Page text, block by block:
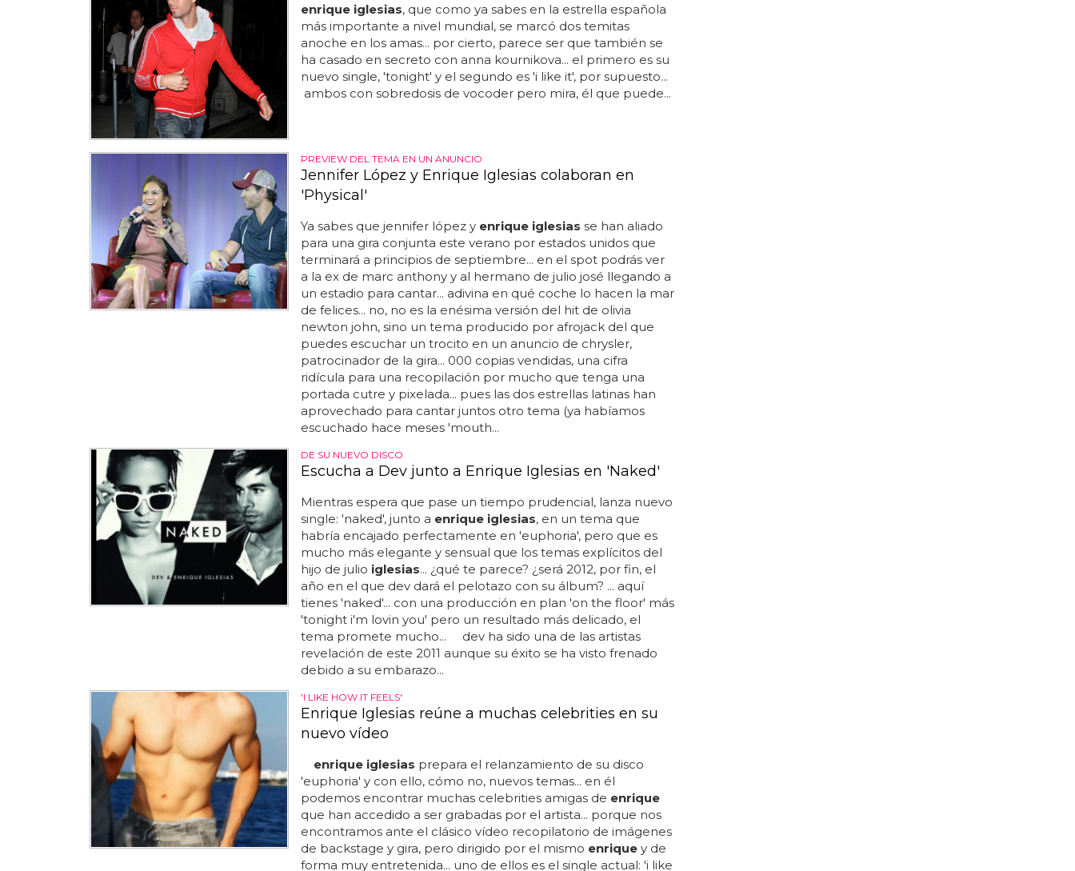
enrique iglesias, que como ya sabes en la estrella española
más importante a nivel mundial, se marcó dos temitas
anoche en los amas... por cierto, parece ser que también se
ha casado en secreto con anna kournikova... el primero es su
nuevo single, 'tonight' y el segundo es 'i like it', por supuesto...
ambos con sobredosis de vocoder pero mira, él que puede...
PREVIEW DEL TEMA EN UN ANUNCIO
Jennifer López y Enrique Iglesias colaboran en
'Physical'
Ya sabes que jennifer lópez y enrique iglesias se han aliado
para una gira conjunta este verano por estados unidos que
terminará a principios de septiembre... en el spot podrás ver
a la ex de marc anthony y al hermano de julio josé llegando a
un estadio para cantar... adivina en qué coche lo hacen la mar
de felices... no, no es la enésima versión del hit de olivia
newton john, sino un tema producido por afrojack del que
puedes escuchar un trocito en un anuncio de chrysler,
patrocinador de la gira... 000 copias vendidas, una cifra
ridícula para una recopilación por mucho que tenga una
portada cutre y pixelada... pues las dos estrellas latinas han
aprovechado para cantar juntos otro tema (ya habíamos
escuchado hace meses 'mouth...
DE SU NUEVO DISCO
Escucha a Dev junto a Enrique Iglesias en 'Naked'
Mientras espera que pase un tiempo prudencial, lanza nuevo
single: 'naked', junto a enrique iglesias, en un tema que
habría encajado perfectamente en 'euphoria', pero que es
mucho más elegante y sensual que los temas explícitos del
hijo de julio iglesias... ¿qué te parece? ¿será 2012, por fin, el
año en el que dev dará el pelotazo con su álbum? ... aquí
tienes 'naked'... con una producción en plan 'on the floor' más
'tonight i'm lovin you' pero un resultado más delicado, el
tema promete mucho... dev ha sido una de las artistas
revelación de este 2011 aunque su éxito se ha visto frenado
debido a su embarazo...
'I LIKE HOW IT FEELS'
Enrique Iglesias reúne a muchas celebrities en su
nuevo vídeo
enrique iglesias prepara el relanzamiento de su disco
'euphoria' y con ello, cómo no, nuevos temas... en él
podemos encontrar muchas celebrities amigas de enrique
que han accedido a ser grabadas por el artista... porque nos
encontramos ante el clásico vídeo recopilatorio de imágenes
de backstage y gira, pero dirigido por el mismo enriquey de
forma muy entretenida... uno de ellos es el single actual: 'i like